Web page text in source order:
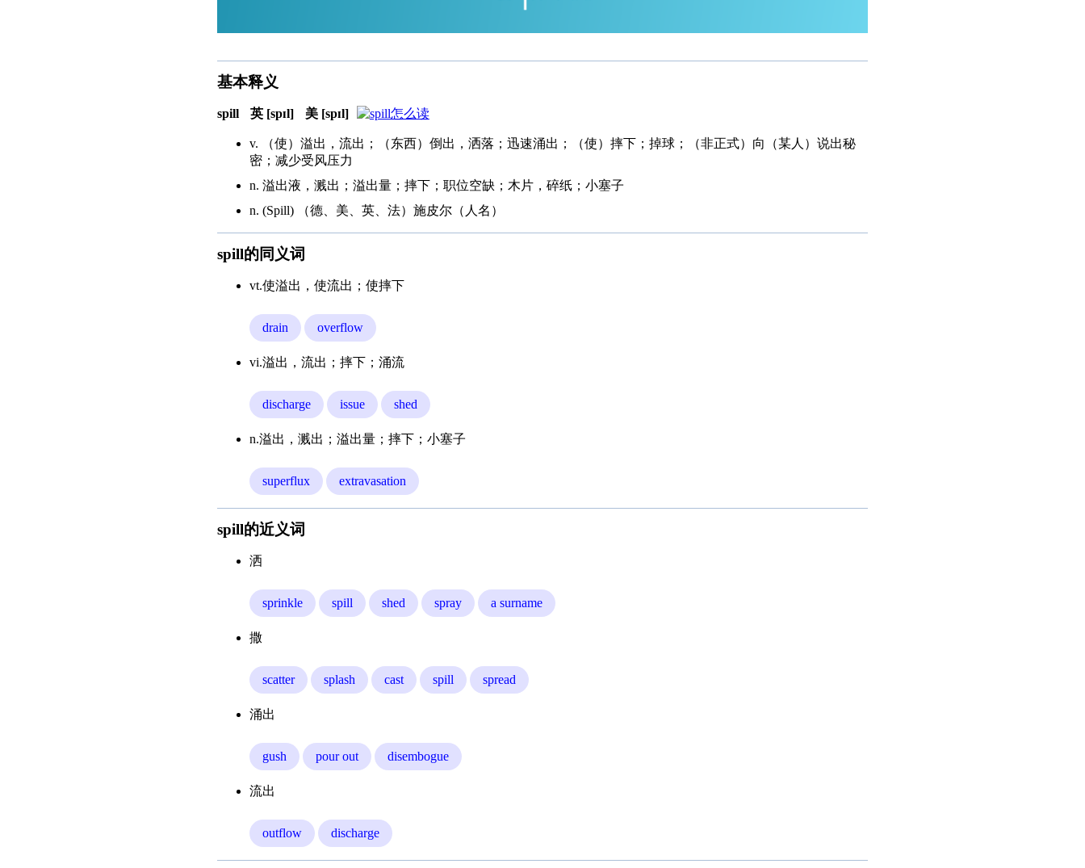
基本释义
spill 英 [spɪl] 美 [spɪl]
v. （使）溢出，流出；（东西）倒出，洒落；迅速涌出；（使）摔下；掉球；（非正式）向（某人）说出秘
密；减少受风压力
n. 溢出液，溅出；溢出量；摔下；职位空缺；木片，碎纸；小塞子
n. (Spill) （德、美、英、法）施皮尔（人名）
spill的同义词
vt.使溢出，使流出；使摔下
drain overflow
vi.溢出，流出；摔下；涌流
discharge issue shed
n.溢出，溅出；溢出量；摔下；小塞子
superflux extravasation
spill的近义词
洒
sprinkle spill shed spray a surname
撒
scatter splash cast spill spread
涌出
gush pour out disembogue
流出
outflow discharge